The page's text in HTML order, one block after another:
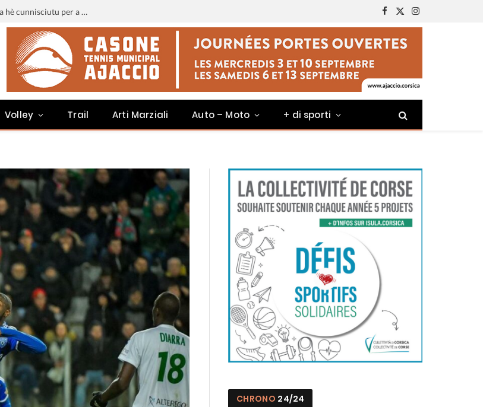
Liga 3 : u calendariu di u Sporting Club di Bastia hè cunnisciutu per a staghjoni 2026-2027
Facebook
X
(Twitter)
Instagram
Volley Trail Arti Marziali Auto – Moto + di sporti
CHRONO 24/24